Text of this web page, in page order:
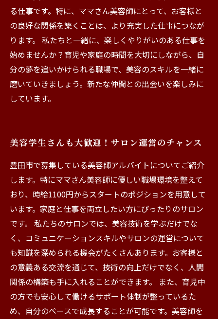
る仕事です。特に、ママさん美容師にとって、お客様と
の良好な関係を築くことは、より充実した仕事につなが
ります。 私たちと一緒に、楽しくやりがいのある仕事を
始めませんか？育児や家庭の時間を大切にしながら、自
分の夢を追いかけられる職場で、美容のスキルを一緒に
磨いていきましょう。新たな仲間との出会いを楽しみに
しています。
美容学生さんも大歓迎！サロン運営のチャンス
豊田市で募集している美容師アルバイトについてご紹介
します。特にママさん美容師に優しい職場環境を整えて
おり、時給1100円からスタートのポジションを用意して
います。家庭と仕事を両立したい方にぴったりのサロン
です。 私たちのサロンでは、美容技術を学ぶだけでな
く、コミュニケーションスキルやサロンの運営について
も知識を深められる機会がたくさんあります。お客様と
の意義ある交流を通じて、技術の向上だけでなく、人間
関係の構築も手に入れることができます。 また、育児中
の方でも安心して働けるサポート体制が整っているた
め、自分のペースで成長することが可能です。美容師を